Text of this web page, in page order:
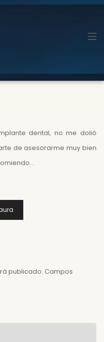
dental, no me dolió
de asesorarme muy bien
publicado. Campos